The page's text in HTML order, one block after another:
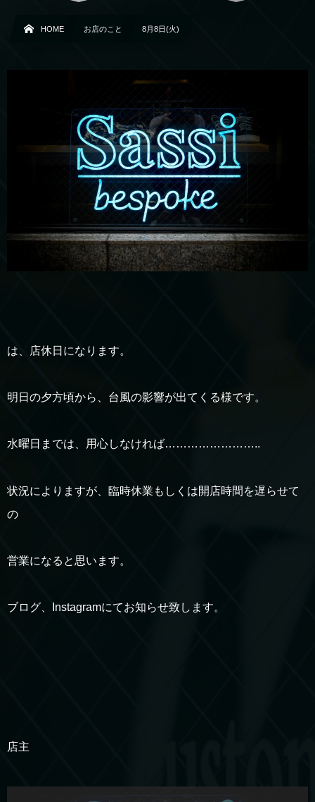
HOME お店のこと 8月8日(火)
は、店休日になります。
明日の夕方頃から、台風の影響が出てくる様です。
水曜日までは、用心しなければ……………………..
状況によりますが、臨時休業もしくは開店時間を遅らせて
の
営業になると思います。
ブログ、Instagramにてお知らせ致します。
店主